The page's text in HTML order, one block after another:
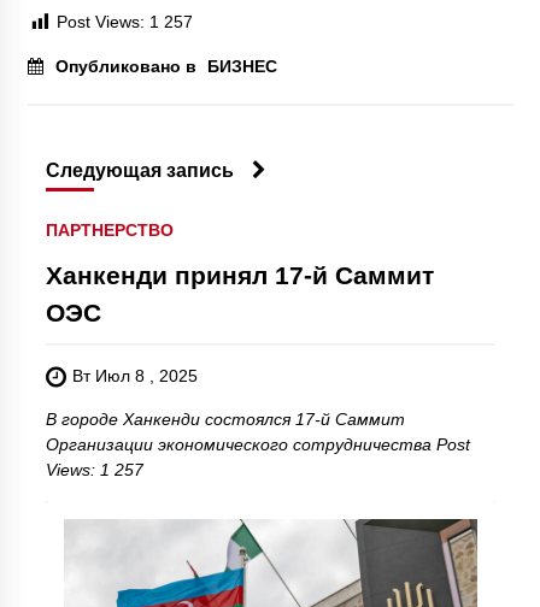
Post Views: 1 257
Опубликовано в БИЗНЕС
Следующая запись
ПАРТНЕРСТВО
Ханкенди принял 17-й Саммит
ОЭС
Вт Июл 8 , 2025
В городе Ханкенди состоялся 17-й Саммит
Организации экономического сотрудничества Post
Views: 1 257